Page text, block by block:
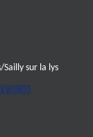
Sailly sur la lys